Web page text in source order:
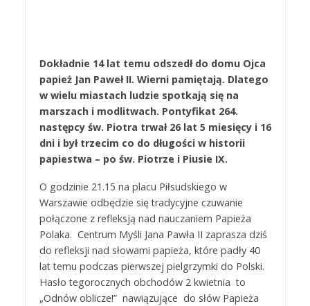
Dokładnie 14 lat temu odszedł do domu Ojca
papież Jan Paweł II. Wierni pamiętają. Dlatego
w wielu miastach ludzie spotkają się na
marszach i modlitwach. Pontyfikat 264.
następcy św. Piotra trwał 26 lat 5 miesięcy i 16
dni i był trzecim co do długości w historii
papiestwa – po św. Piotrze i Piusie IX.
O godzinie 21.15 na placu Piłsudskiego w
Warszawie odbędzie się tradycyjne czuwanie
połączone z refleksją nad nauczaniem Papieża
Polaka. Centrum Myśli Jana Pawła II zaprasza dziś
do refleksji nad słowami papieża, które padły 40
lat temu podczas pierwszej pielgrzymki do Polski.
Hasło tegorocznych obchodów 2 kwietnia to
„Odnów oblicze!” nawiązujące do słów Papieża